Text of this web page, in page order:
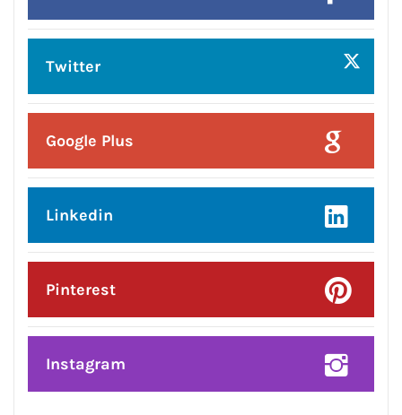
लायंस क्लब जालंधर’ ने लायंस भवन में मनाया
भव्य तीज महोत्सव*
Posted On:8 Aug 2026
प्रदेश उपाध्यक्ष बनने पर राकेश राठौर का
केंद्रीय विधानसभा क्षेत्र के भाजपा
पदाधिकारियों ने किया भव्य सम्मान*